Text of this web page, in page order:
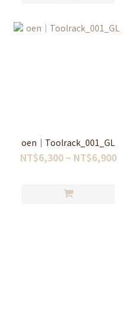
oen｜Toolrack_001_GL
NT$6,300 ~ NT$6,900